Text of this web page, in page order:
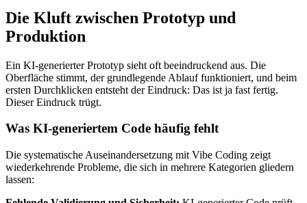
Die Kluft zwischen Prototyp und
Produktion
Ein KI-generierter Prototyp sieht oft beeindruckend aus. Die
Oberfläche stimmt, der grundlegende Ablauf funktioniert, und beim
ersten Durchklicken entsteht der Eindruck: Das ist ja fast fertig.
Dieser Eindruck trügt.
Was KI-generiertem Code häufig fehlt
Die systematische Auseinandersetzung mit Vibe Coding zeigt
wiederkehrende Probleme, die sich in mehrere Kategorien gliedern
lassen: